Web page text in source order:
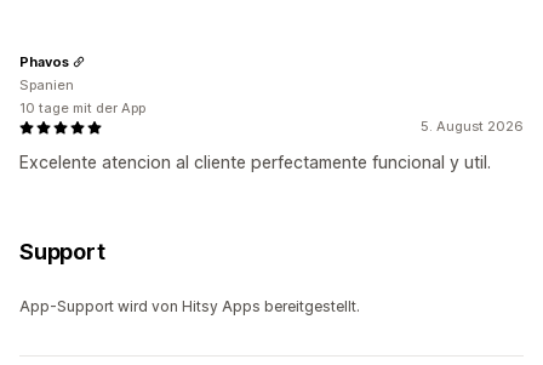
5. August 2026
Excelente atencion al cliente perfectamente funcional y util.
Phavos
Spanien
10 tage mit der App
Support
App-Support wird von Hitsy Apps bereitgestellt.